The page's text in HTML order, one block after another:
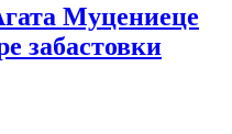
Муцениеце
забастовки